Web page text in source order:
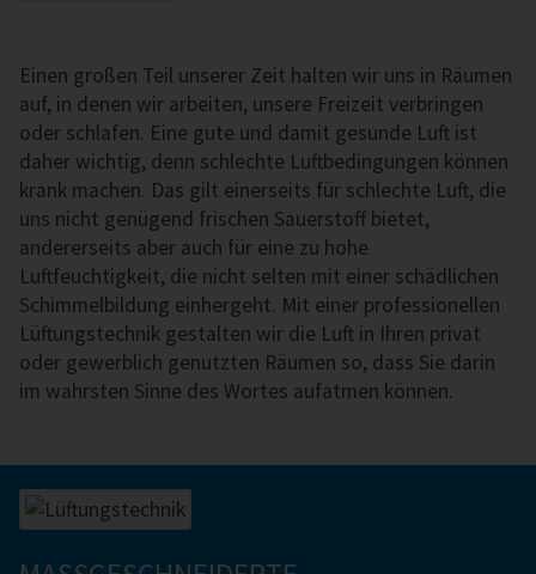
Einen großen Teil unserer Zeit halten wir uns in Räumen
auf, in denen wir arbeiten, unsere Freizeit verbringen
oder schlafen. Eine gute und damit gesunde Luft ist
daher wichtig, denn schlechte Luft­be­dingung­en können
krank machen. Das gilt einerseits für schlechte Luft, die
uns nicht genügend frischen Sauerstoff bietet,
andererseits aber auch für eine zu hohe
Luftfeuchtigkeit, die nicht selten mit einer schädlichen
Schimmelbildung einhergeht. Mit einer profes­sionel­len
Lüf­tungs­tech­nik ge­stal­ten wir die Luft in Ihren privat
oder gewerblich genutzten Räumen so, dass Sie darin
im wahrsten Sinne des Wortes aufatmen können.